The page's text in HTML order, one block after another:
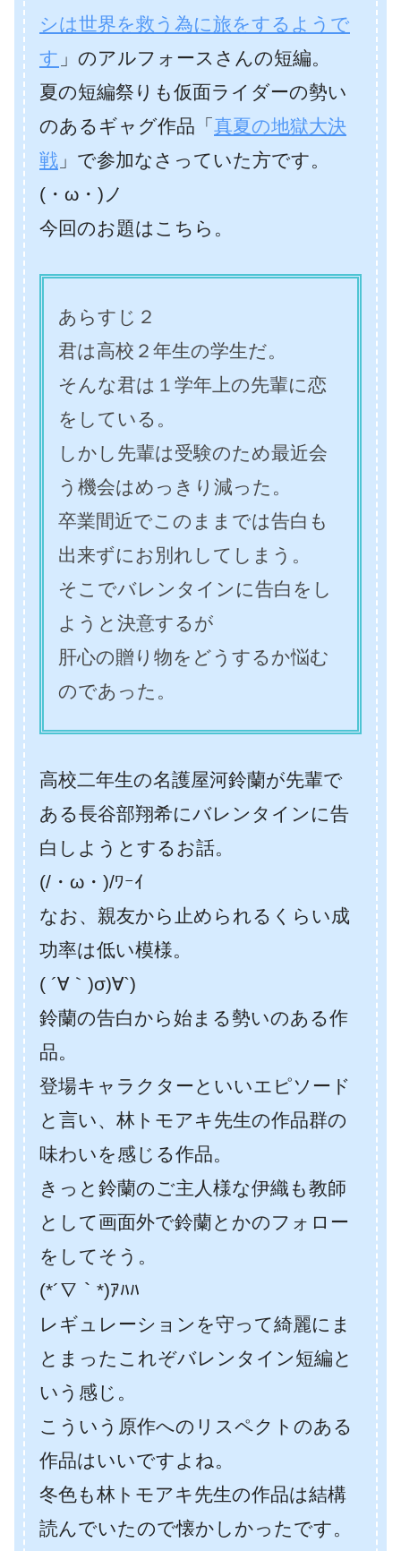
シは世界を救う為に旅をするようで
す 」のアルフォースさんの短編。
夏の短編祭りも仮面ライダーの勢い
のあるギャグ作品「 真夏の地獄大決
戦 」で参加なさっていた方です。
(・ω・)ノ
今回のお題はこちら。
あらすじ２
君は高校２年生の学生だ。
そんな君は１学年上の先輩に恋
をしている。
しかし先輩は受験のため最近会
う機会はめっきり減った。
卒業間近でこのままでは告白も
出来ずにお別れしてしまう。
そこでバレンタインに告白をし
ようと決意するが
肝心の贈り物をどうするか悩む
のであった。
高校二年生の名護屋河鈴蘭が先輩で
ある長谷部翔希にバレンタインに告
白しようとするお話。
(/・ω・)/ﾜｰｲ
なお、親友から止められるくらい成
功率は低い模様。
( ´∀｀)σ)∀`)
鈴蘭の告白から始まる勢いのある作
品。
登場キャラクターといいエピソード
と言い、林トモアキ先生の作品群の
味わいを感じる作品。
きっと鈴蘭のご主人様な伊織も教師
として画面外で鈴蘭とかのフォロー
をしてそう。
(*´∇｀*)ｱﾊﾊ
レギュレーションを守って綺麗にま
とまったこれぞバレンタイン短編と
いう感じ。
こういう原作へのリスペクトのある
作品はいいですよね。
冬色も林トモアキ先生の作品は結構
読んでいたので懐かしかったです。